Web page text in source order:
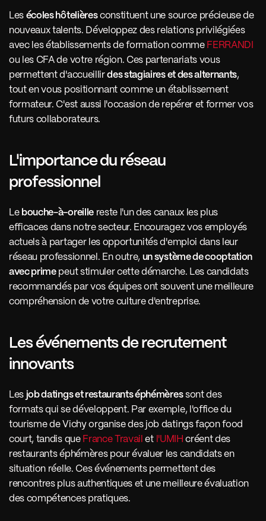
Les écoles hôtelières constituent une source précieuse de
nouveaux talents. Développez des relations privilégiées
avec les établissements de formation comme FERRANDI
ou les CFA de votre région. Ces partenariats vous
permettent d'accueillir des stagiaires et des alternants,
tout en vous positionnant comme un établissement
formateur. C'est aussi l'occasion de repérer et former vos
futurs collaborateurs.
L'importance du réseau
professionnel
Le bouche-à-oreille reste l'un des canaux les plus
efficaces dans notre secteur. Encouragez vos employés
actuels à partager les opportunités d'emploi dans leur
réseau professionnel. En outre, un système de cooptation
avec prime peut stimuler cette démarche. Les candidats
recommandés par vos équipes ont souvent une meilleure
compréhension de votre culture d'entreprise.
Les événements de recrutement
innovants
Les job datings et restaurants éphémères sont des
formats qui se développent. Par exemple, l'office du
tourisme de Vichy organise des job datings façon food
court, tandis que France Travail et l'UMIH créent des
restaurants éphémères pour évaluer les candidats en
situation réelle. Ces événements permettent des
rencontres plus authentiques et une meilleure évaluation
des compétences pratiques.